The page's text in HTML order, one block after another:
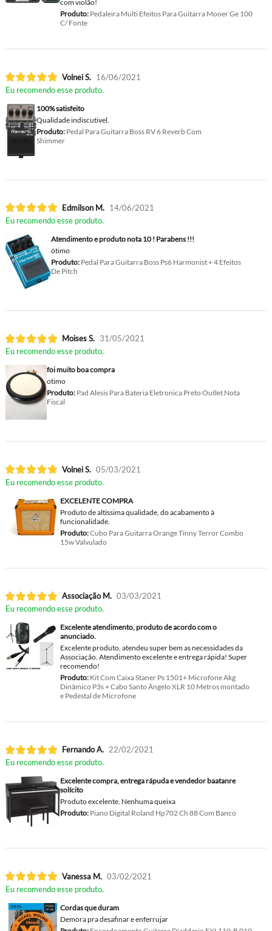
com violão!
Produto:Pedaleira Multi Efeitos Para Guitarra Mooer Ge 100
C/ Fonte
Volnei S. 16/06/2021
Eu recomendo esse produto.
100% satisfeito
Qualidade indiscutivel.
Produto:Pedal Para Guitarra Boss RV 6 Reverb Com
Shimmer
Edmilson M. 14/06/2021
Eu recomendo esse produto.
Atendimento e produto nota 10 ! Parabens !!!
ótimo
Produto:Pedal Para Guitarra Boss Ps6 Harmonist + 4 Efeitos
De Pitch
Moises S. 31/05/2021
Eu recomendo esse produto.
foi muito boa compra
otimo
Produto:Pad Alesis Para Bateria Eletronica Preto Outlet Nota
Fiscal
Volnei S. 05/03/2021
Eu recomendo esse produto.
EXCELENTE COMPRA
Produto de altíssima qualidade, do acabamento à
funcionalidade.
Produto:Cubo Para Guitarra Orange Tinny Terror Combo
15w Valvulado
Associação M. 03/03/2021
Eu recomendo esse produto.
Excelente atendimento, produto de acordo com o
anunciado.
Excelente produto, atendeu super bem as necessidades da
Associação. Atendimento excelente e entrega rápida! Super
recomendo!
Produto:Kit Com Caixa Staner Ps 1501+ Microfone Akg
Dinâmico P3s + Cabo Santo Ângelo XLR 10 Metros montado
e Pedestal de Microfone
Fernando A. 22/02/2021
Eu recomendo esse produto.
Excelente compra, entrega rápuda e vendedor baatanre
solícito
Produto excelente. Nenhuma queixa
Produto:Piano Digital Roland Hp702 Ch 88 Com Banco
Vanessa M. 03/02/2021
Eu recomendo esse produto.
Cordas que duram
Demora pra desafinar e enferrujar